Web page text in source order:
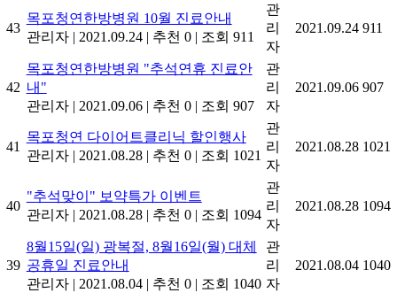
43
목포청연한방병원 10월 진료안내
관리자 | 2021.09.24 | 추천 0 | 조회 911
관
리
자
2021.09.24 911
42
목포청연한방병원 "추석연휴 진료안
내"
관리자 | 2021.09.06 | 추천 0 | 조회 907
관
리
자
2021.09.06 907
41
목포청연 다이어트클리닉 할인행사
관리자 | 2021.08.28 | 추천 0 | 조회 1021
관
리
자
2021.08.28 1021
40
"추석맞이" 보약특가 이벤트
관리자 | 2021.08.28 | 추천 0 | 조회 1094
관
리
자
2021.08.28 1094
39
8월15일(일) 광복절, 8월16일(월) 대체
공휴일 진료안내
관리자 | 2021.08.04 | 추천 0 | 조회 1040
관
리
자
2021.08.04 1040